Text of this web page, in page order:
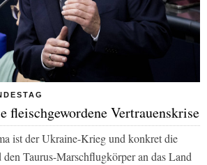
fleischgewordene Vertrauenskrise
ist der Ukraine-Krieg und konkret die
Taurus-Marschflugkörper an das Land